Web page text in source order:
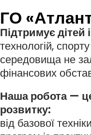
ГО
Підтримує дітей
технологій,
середовища не
фінансових
Наша робота —
розвитку:
від базової